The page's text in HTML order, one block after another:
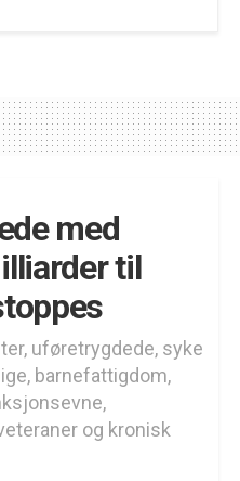
med
til
uføretrygdede, syke
barnefattigdom,
og kronisk